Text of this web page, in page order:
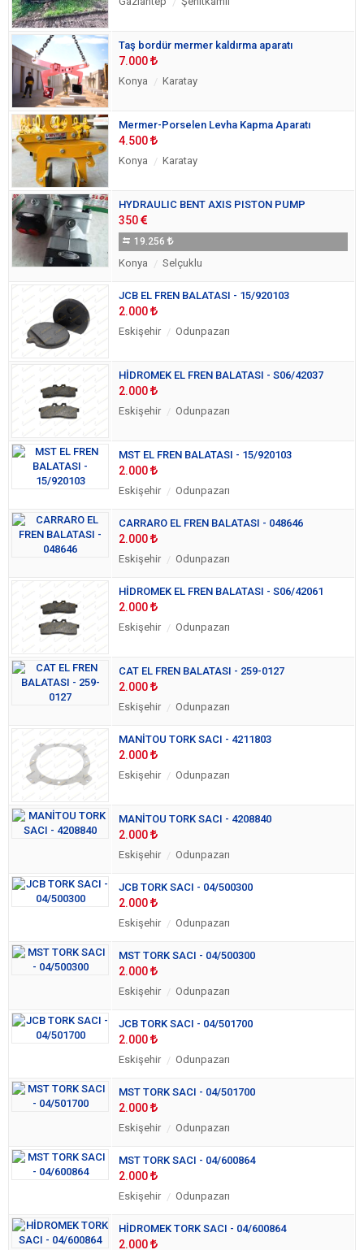
Taş bordür mermer kaldırma aparatı
7.000
Konya Karatay
Mermer-Porselen Levha Kapma Aparatı
4.500
Konya Karatay
HYDRAULIC BENT AXIS PISTON PUMP
350
19.256
Konya Selçuklu
JCB EL FREN BALATASI - 15/920103
2.000
Eskişehir Odunpazarı
HİDROMEK EL FREN BALATASI - S06/42037
2.000
Eskişehir Odunpazarı
MST EL FREN BALATASI - 15/920103
2.000
Eskişehir Odunpazarı
CARRARO EL FREN BALATASI - 048646
2.000
Eskişehir Odunpazarı
HİDROMEK EL FREN BALATASI - S06/42061
2.000
Eskişehir Odunpazarı
CAT EL FREN BALATASI - 259-0127
2.000
Eskişehir Odunpazarı
MANİTOU TORK SACI - 4211803
2.000
Eskişehir Odunpazarı
MANİTOU TORK SACI - 4208840
2.000
Eskişehir Odunpazarı
JCB TORK SACI - 04/500300
2.000
Eskişehir Odunpazarı
MST TORK SACI - 04/500300
2.000
Eskişehir Odunpazarı
JCB TORK SACI - 04/501700
2.000
Eskişehir Odunpazarı
MST TORK SACI - 04/501700
2.000
Eskişehir Odunpazarı
MST TORK SACI - 04/600864
2.000
Eskişehir Odunpazarı
HİDROMEK TORK SACI - 04/600864
2.000